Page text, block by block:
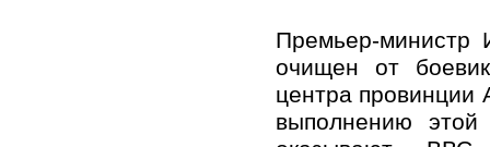
Премьер-министр
очищен от
центра провинции
выполнению